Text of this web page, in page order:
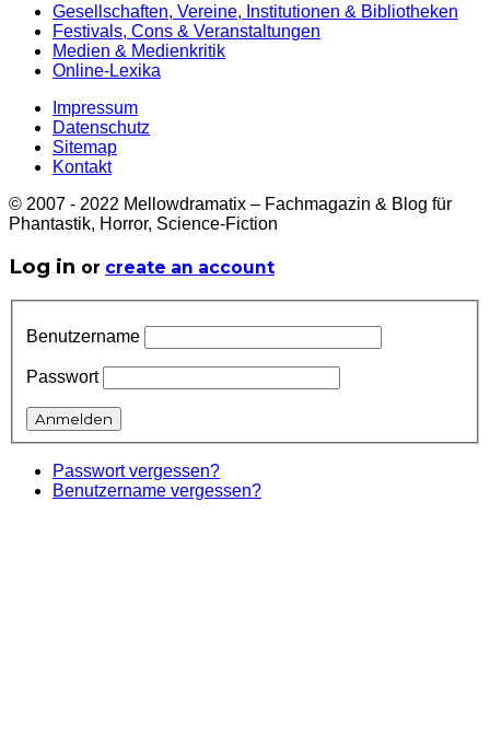
Gesellschaften, Vereine, Institutionen & Bibliotheken
Festivals, Cons & Veranstaltungen
Medien & Medienkritik
Online-Lexika
Impressum
Datenschutz
Sitemap
Kontakt
© 2007 - 2022 Mellowdramatix – Fachmagazin & Blog für
Phantastik, Horror, Science-Fiction
Log in or create an account
Benutzername
Passwort
Passwort vergessen?
Benutzername vergessen?